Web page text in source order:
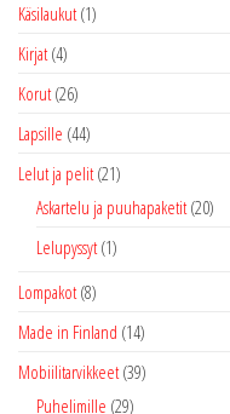
Käsilaukut (1)
Kirjat (4)
Korut (26)
Lapsille (44)
Lelut ja pelit (21)
Askartelu ja puuhapaketit (20)
Lelupyssyt (1)
Lompakot (8)
Made in Finland (14)
Mobiilitarvikkeet (39)
Puhelimille (29)